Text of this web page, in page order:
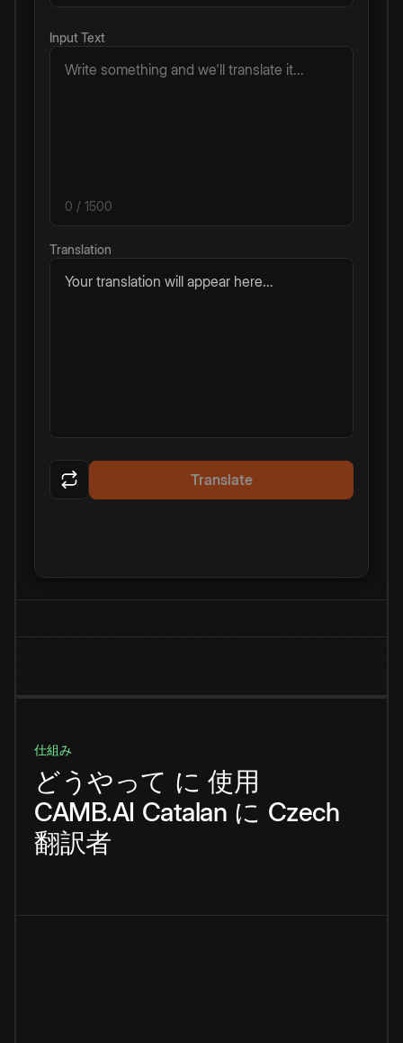
Input Text
0 / 1500
Translation
Your translation will appear here...
Translate
仕組み
どうやって に 使用
CAMB.AI Catalan に Czech
翻訳者